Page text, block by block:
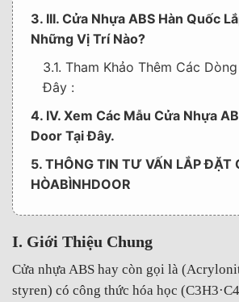
3. III. Cửa Nhựa ABS Hàn Quốc
Những Vị Trí Nào?
3.1. Tham Khảo Thêm Các
Đây :
4. IV. Xem Các Mẫu Cửa Nhựa
Door Tại Đây.
5. THÔNG TIN TƯ VẤN LẮP ĐẶT
HÒABÌNHDOOR
I. Giới Thiệu Chung
Cửa nhựa ABS hay còn gọi là
styren) có công thức hóa học